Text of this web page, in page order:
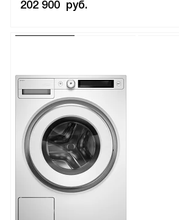
202 900 руб.